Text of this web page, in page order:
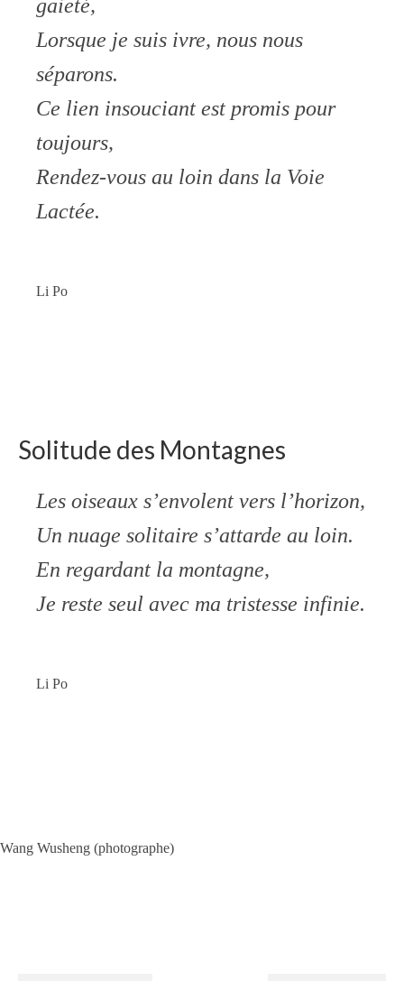
gaieté,
Lorsque je suis ivre, nous nous
séparons.
Ce lien insouciant est promis pour
toujours,
Rendez-vous au loin dans la Voie
Lactée.
Li Po
Solitude des Montagnes
Les oiseaux s’envolent vers l’horizon,
Un nuage solitaire s’attarde au loin.
En regardant la montagne,
Je reste seul avec ma tristesse infinie.
Li Po
Wang Wusheng (photographe)